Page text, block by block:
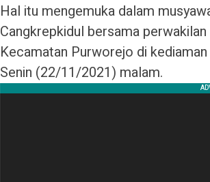
Hal itu mengemuka dalam
Cangkrepkidul bersama
Kecamatan Purworejo di
Senin (22/11/2021) malam.